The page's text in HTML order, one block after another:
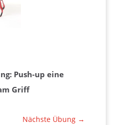
Push-up eine
Griff
Nächste Übung →